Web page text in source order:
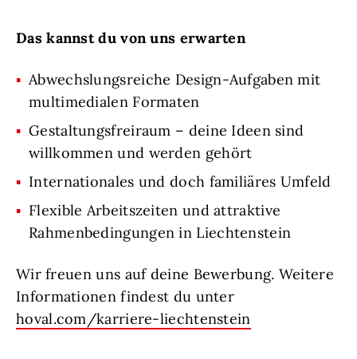
Das kannst du von uns erwarten
Abwechslungsreiche Design-Aufgaben mit
multimedialen Formaten
Gestaltungsfreiraum – deine Ideen sind
willkommen und werden gehört
Internationales und doch familiäres Umfeld
Flexible Arbeitszeiten und attraktive
Rahmenbedingungen in Liechtenstein
Wir freuen uns auf deine Bewerbung. Weitere
Informationen findest du unter
hoval.com/karriere-liechtenstein